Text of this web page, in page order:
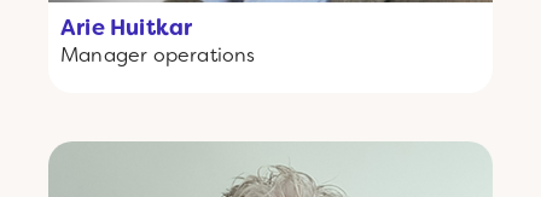
Arie Huitkar
Manager operations